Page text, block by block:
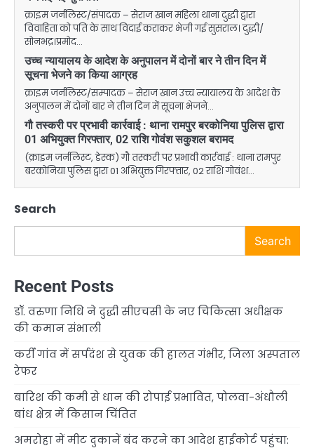
क्राइम जर्नलिस्ट/संपादक – सेराज खान महिला थाना दुद्धी द्वारा
विवाहिता को पति के साथ विदाई कराकर भेजी गई सुसराल। दुद्धी/
सोनभद्र।प्रमोद…
उच्च न्यायालय के आदेश के अनुपालन में दोनों बार ने तीन दिन में
सूचना भेजने का किया आग्रह
क्राइम जर्नलिस्ट/सम्पादक – सेराज खान उच्च न्यायालय के आदेश के
अनुपालन में दोनों बार ने तीन दिन में सूचना भेजने…
गौ तस्करी पर प्रभावी कार्रवाई : थाना रामपुर बरकोनिया पुलिस द्वारा
01 अभियुक्त गिरफ्तार, 02 राशि गोवंश सकुशल बरामद
(क्राइम जर्नलिस्ट, डेस्क) गौ तस्करी पर प्रभावी कार्रवाई : थाना रामपुर
बरकोनिया पुलिस द्वारा 01 अभियुक्त गिरफ्तार, 02 राशि गोवंश…
Search
Search
Recent Posts
डॉ. वरुणा निधि ने दुद्धी सीएचसी के नए चिकित्सा अधीक्षक
की कमान संभाली
कर्री गांव में सर्पदंश से युवक की हालत गंभीर, जिला अस्पताल
रेफर
बारिश की कमी से धान की रोपाई प्रभावित, पोलवा-अंधौली
बांध क्षेत्र में किसान चिंतित
अमरोहा में मीट दुकानें बंद करने का आदेश हाईकोर्ट पहुंचा: